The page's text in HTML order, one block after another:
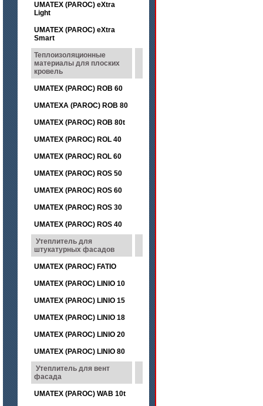
UMATEX (PAROC) eXtra
Light
UMATEX (PAROC) eXtra
Smart
Теплоизоляционные
материалы для плоских
кровель
UMATEX (PAROC) ROB 60
UMATEXA (PAROC) ROB 80
UMATEX (PAROC) ROB 80t
UMATEX (PAROC) ROL 40
UMATEX (PAROC) ROL 60
UMATEX (PAROC) ROS 50
UMATEX (PAROC) ROS 60
UMATEX (PAROC) ROS 30
UMATEX (PAROC) ROS 40
Утеплитель для
штукатурных фасадов
UMATEX (PAROC) FATIO
UMATEX (PAROC) LINIO 10
UMATEX (PAROC) LINIO 15
UMATEX (PAROC) LINIO 18
UMATEX (PAROC) LINIO 20
UMATEX (PAROC) LINIO 80
Утеплитель для вент
фасада
UMATEX (PAROC) WAB 10t